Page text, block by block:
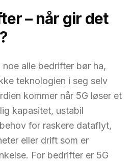
– når gir det
alle bedrifter bør ha,
teknologien i seg selv
kommer når 5G løser et
kapasitet, ustabil
for raskere dataflyt,
eller drift som er
For bedrifter er 5G